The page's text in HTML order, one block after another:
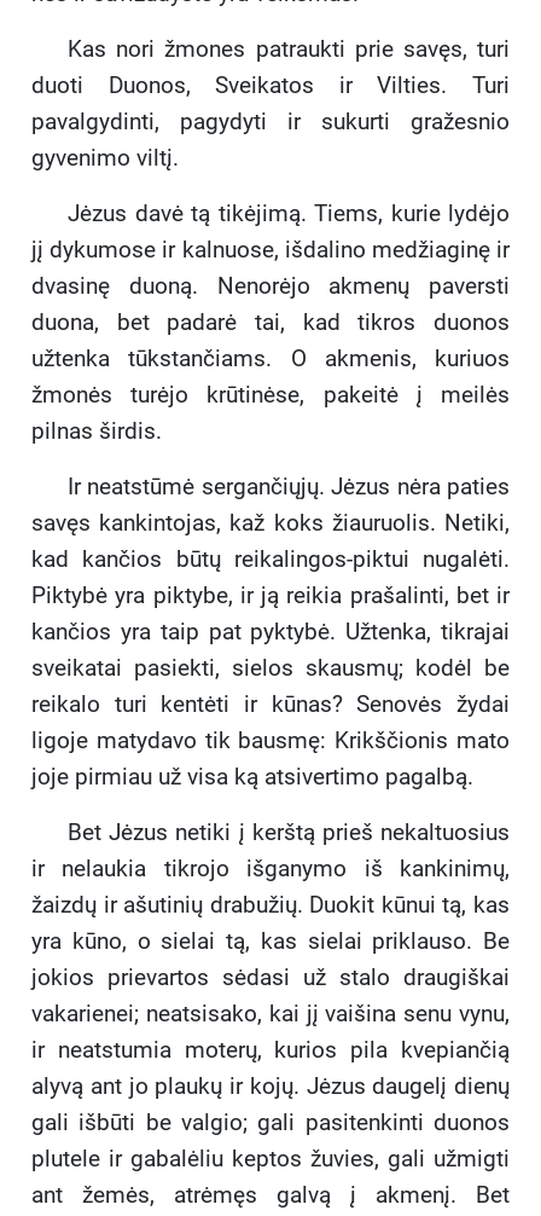
Kas nori žmones patraukti prie savęs, turi
duoti Duonos, Sveikatos ir Vilties. Turi
pavalgydinti, pagydyti ir sukurti gražesnio
gyvenimo viltį.
Jėzus davė tą tikėjimą. Tiems, kurie lydėjo
jį dykumose ir kalnuose, išdalino medžiaginę ir
dvasinę duoną. Nenorėjo akmenų paversti
duona, bet padarė tai, kad tikros duonos
užtenka tūkstančiams. O akmenis, kuriuos
žmonės turėjo krūtinėse, pakeitė į meilės
pilnas širdis.
Ir neatstūmė sergančiųjų. Jėzus nėra paties
savęs kankintojas, kaž koks žiauruolis. Netiki,
kad kančios būtų reikalingos-piktui nugalėti.
Piktybė yra piktybe, ir ją reikia prašalinti, bet ir
kančios yra taip pat pyktybė. Užtenka, tikrajai
sveikatai pasiekti, sielos skausmų; kodėl be
reikalo turi kentėti ir kūnas? Senovės žydai
ligoje matydavo tik bausmę: Krikščionis mato
joje pirmiau už visa ką atsivertimo pagalbą.
Bet Jėzus netiki į kerštą prieš nekaltuosius
ir nelaukia tikrojo išganymo iš kankinimų,
žaizdų ir ašutinių drabužių. Duokit kūnui tą, kas
yra kūno, o sielai tą, kas sielai priklauso. Be
jokios prievartos sėdasi už stalo draugiškai
vakarienei; neatsisako, kai jį vaišina senu vynu,
ir neatstumia moterų, kurios pila kvepiančią
alyvą ant jo plaukų ir kojų. Jėzus daugelį dienų
gali išbūti be valgio; gali pasitenkinti duonos
plutele ir gabalėliu keptos žuvies, gali užmigti
ant žemės, atrėmęs galvą į akmenį. Bet